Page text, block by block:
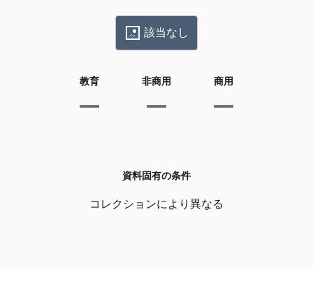
該当なし
教育 非商用 商用
資料固有の条件
コレクションにより異なる